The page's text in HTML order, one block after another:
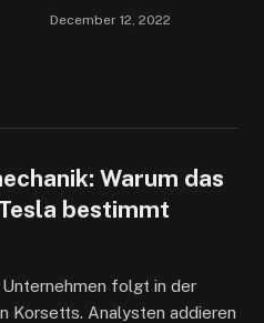
December 12, 2022
Warum das
bestimmt
folgt in der
Korsetts. Analysten addieren